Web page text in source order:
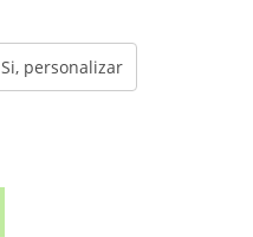
Si, personalizar